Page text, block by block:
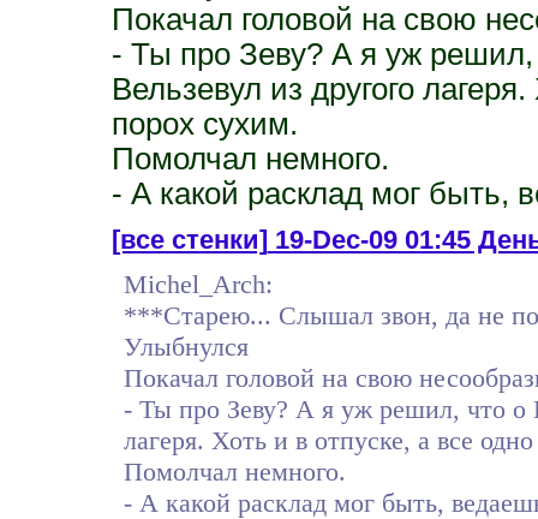
Покачал головой на свою
- Ты про Зеву? А я уж решил,
Вельзевул из другого
порох сухим.
Помолчал немного.
- А какой расклад мог быть,
[все стенки]19-Dec-09 01:45
Michel_Arch:
***Старею... Слышал звон, да не
Улыбнулся
Покачал головой на свою
- Ты про Зеву? А я уж решил, что о
лагеря. Хоть и в отпуске, а все
Помолчал немного.
- А какой расклад мог быть,